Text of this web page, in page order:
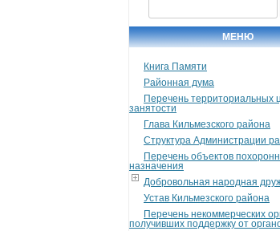
МЕНЮ
Книга Памяти
Районная дума
Перечень территориальных
занятости
Глава Кильмезского района
Структура Администрации
Перечень объектов
назначения
Добровольная народная
Устав Кильмезского района
Перечень некоммерческих
получивших поддержку от